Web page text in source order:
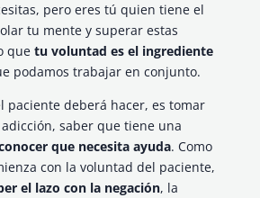
pero eres tú quien tiene el
tu mente y superar estas
que tu voluntad es el ingrediente
podamos trabajar en conjunto.
paciente deberá hacer, es tomar
saber que tiene una
que necesita ayuda. Como
con la voluntad del paciente,
el lazo con la negación, la